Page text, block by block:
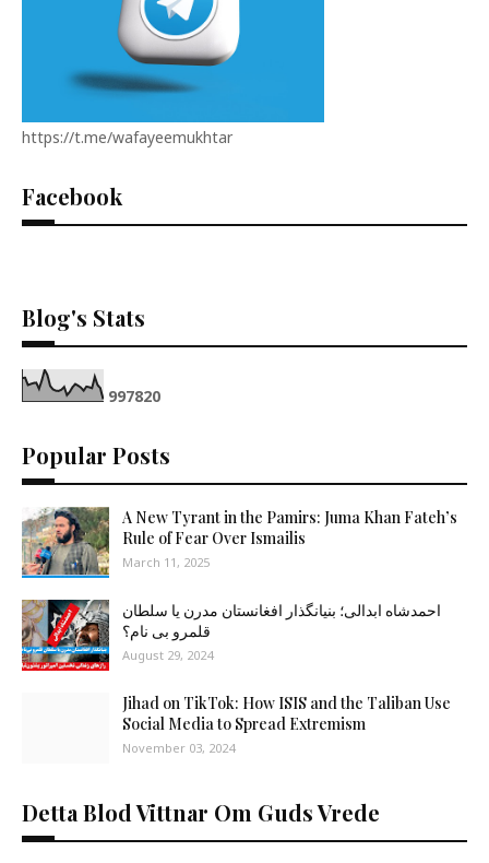
https://t.me/wafayeemukhtar
Facebook
Blog's Stats
997820
Popular Posts
A New Tyrant in the Pamirs: Juma Khan Fateh’s
Rule of Fear Over Ismailis
March 11, 2025
احمدشاه ابدالی؛ بنیانگذار افغانستان مدرن یا سلطان
قلمرو بی نام؟
August 29, 2024
Jihad on TikTok: How ISIS and the Taliban Use
Social Media to Spread Extremism
November 03, 2024
Detta Blod Vittnar Om Guds Vrede